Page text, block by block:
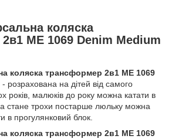
коляска
ME 1069 Denim Medium
коляска трансформер 2в1 ME 1069
- розрахована на дітей від самого
років, малюків до року можна катати в
стане трохи постарше люльку можна
в прогулянковий блок.
коляска трансформер 2в1 ME 1069